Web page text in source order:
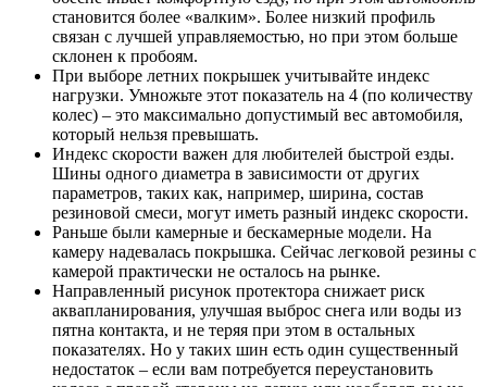
становится более «валким». Более низкий профиль
связан с лучшей управляемостью, но при этом больше
склонен к пробоям.
При выборе летних покрышек учитывайте индекс
нагрузки. Умножьте этот показатель на 4 (по количеству
колес) – это максимально допустимый вес автомобиля,
который нельзя превышать.
Индекс скорости важен для любителей быстрой езды.
Шины одного диаметра в зависимости от других
параметров, таких как, например, ширина, состав
резиновой смеси, могут иметь разный индекс скорости.
Раньше были камерные и бескамерные модели. На
камеру надевалась покрышка. Сейчас легковой резины с
камерой практически не осталось на рынке.
Направленный рисунок протектора снижает риск
аквапланирования, улучшая выброс снега или воды из
пятна контакта, и не теряя при этом в остальных
показателях. Но у таких шин есть один существенный
недостаток – если вам потребуется переустановить